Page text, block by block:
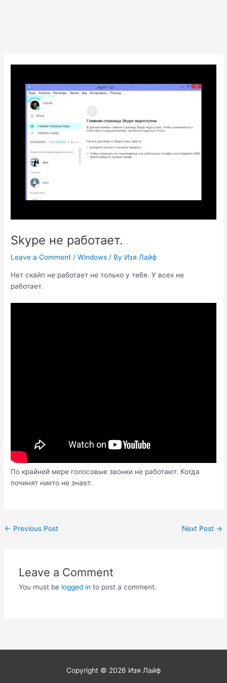
Skype не работает.
Leave a Comment /Windows / By Изя Лайф
Нет скайп не работает не только у тебя. У всех не
работает.
По крайней мере голосовые звонки не работают. Когда
починят никто не знает.
Post
← Previous Post Next Post →
Leave a Comment
You must be logged in to post a comment.
Copyright © 2026 Изя Лайф